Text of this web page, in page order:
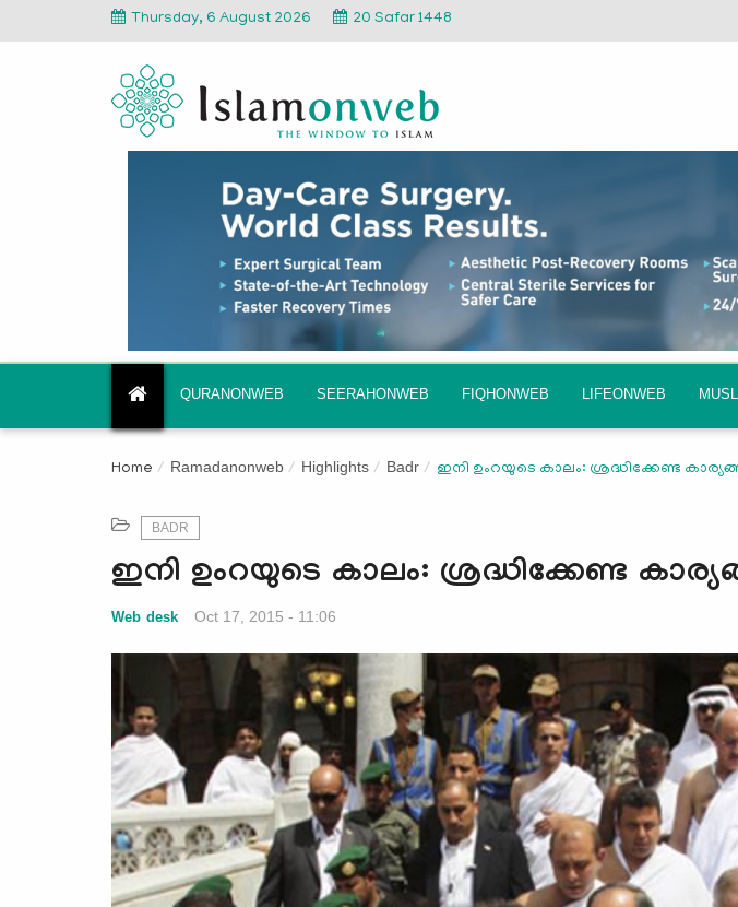
Thursday, 6 August 2026 20 Safar 1448
QURANONWEB SEERAHONWEB FIQHONWEB LIFEONWEB
Home Ramadanonweb Highlights Badr ഇനി ഉംറയുടെ കാലം: ശ്രദ്ധിക്കേണ്ട
BADR
ഇനി ഉംറയുടെ കാലം: ശ്രദ്ധിക്കേണ്ട
Web desk Oct 17, 2015 - 11:06